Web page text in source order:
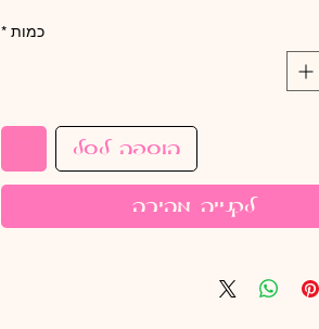
כמות *
הוספה לסל
לקנייה מהירה